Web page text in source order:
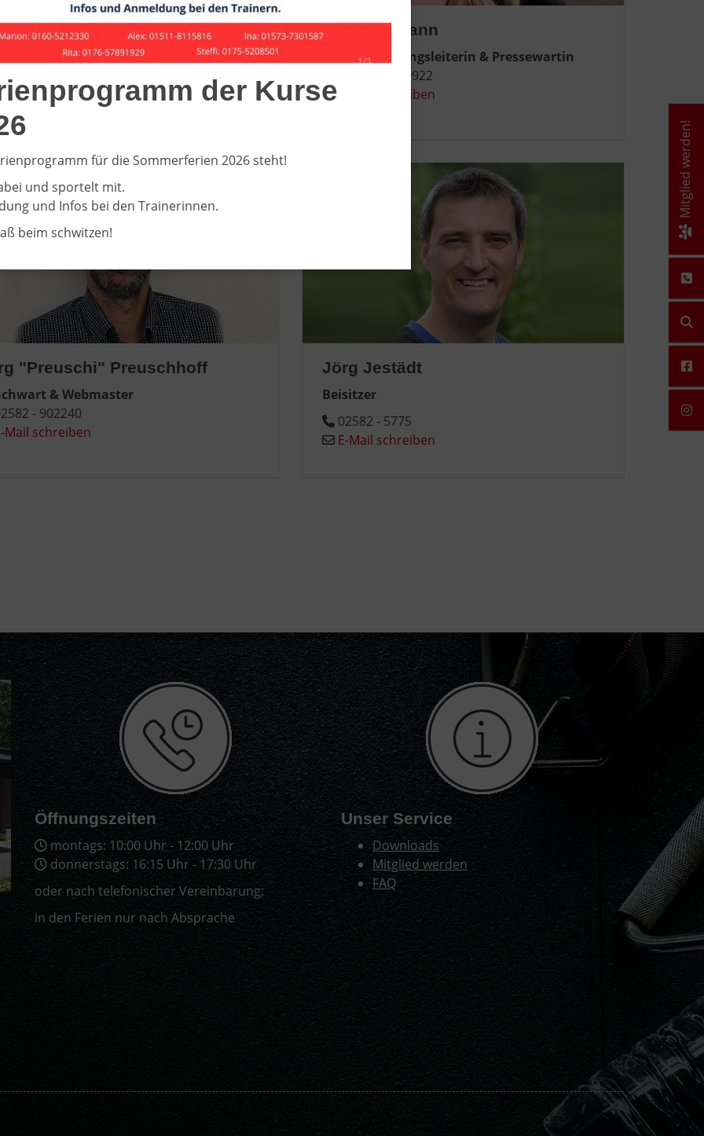
Meyering
- 96310563
Mail schreiben
Anna Siemann
stellv. Abteilungsleiterin & Pressewartin
02582 - 2989922
E-Mail schreiben
"Preuschi" Preuschhoff
& Webmaster
- 902240
Mail schreiben
Jörg Jestädt
Beisitzer
02582 - 5775
E-Mail schreiben
Öffnungszeiten
montags: 10:00 Uhr - 12:00 Uhr
donnerstags: 16:15 Uhr - 17:30 Uhr
oder nach telefonischer Vereinbarung;
in den Ferien nur nach Absprache
Unser Service
Downloads
Mitglied werden
FAQ
Mitglied werden!
der Kurse
für die Sommerferien 2026 steht!
und sportelt mit.
und Infos bei den Trainerinnen.
beim schwitzen!